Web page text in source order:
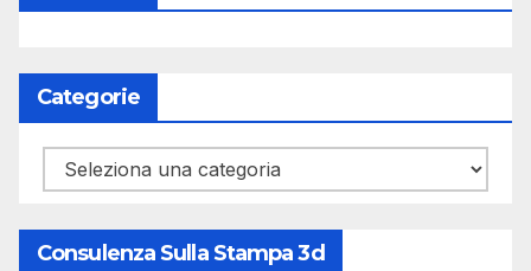
Categorie
Categorie
Consulenza Sulla Stampa 3d